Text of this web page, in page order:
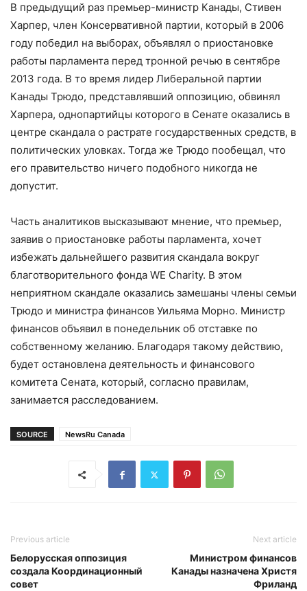
В предыдущий раз премьер-министр Канады, Стивен
Харпер, член Консервативной партии, который в 2006
году победил на выборах, объявлял о приостановке
работы парламента перед тронной речью в сентябре
2013 года. В то время лидер Либеральной партии
Канады Трюдо, представлявший оппозицию, обвинял
Харпера, однопартийцы которого в Сенате оказались в
центре скандала о растрате государственных средств, в
политических уловках. Тогда же Трюдо пообещал, что
его правительство ничего подобного никогда не
допустит.
Часть аналитиков высказывают мнение, что премьер,
заявив о приостановке работы парламента, хочет
избежать дальнейшего развития скандала вокруг
благотворительного фонда WE Charity. В этом
неприятном скандале оказались замешаны члены семьи
Трюдо и министра финансов Уильяма Морно. Министр
финансов объявил в понедельник об отставке по
собственному желанию. Благодаря такому действию,
будет остановлена деятельность и финансового
комитета Сената, который, согласно правилам,
занимается расследованием.
SOURCE NewsRu Canada
Previous article
Белорусская оппозиция
создала Координационный
совет
Next article
Министром финансов
Канады назначена Христя
Фриланд